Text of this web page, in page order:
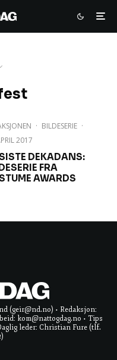
· BILDESERIE ·
2017
DEKADANS​:
FRA
AWARDS
(geir@nd.no) • Redaksjon:
kom@nattogdag.no • Tips
leder: Christian Fure (tlf.